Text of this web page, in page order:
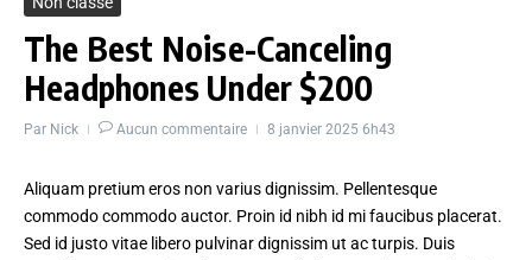
The Best Noise-Canceling
Headphones Under $200
Par Nick Aucun commentaire 8 janvier 2025 6h43
Aliquam pretium eros non varius dignissim. Pellentesque
commodo commodo auctor. Proin id nibh id mi faucibus placerat.
Sed id justo vitae libero pulvinar dignissim ut ac turpis. Duis